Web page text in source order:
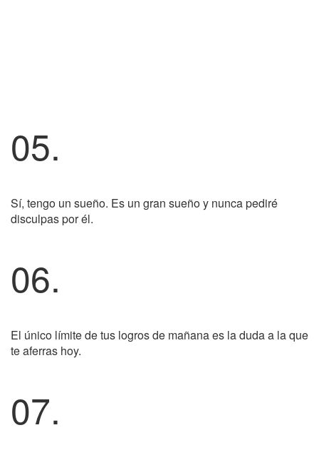
05.
Sí, tengo un sueño. Es un gran sueño y nunca pediré
disculpas por él.
06.
El único límite de tus logros de mañana es la duda a la que
te aferras hoy.
07.